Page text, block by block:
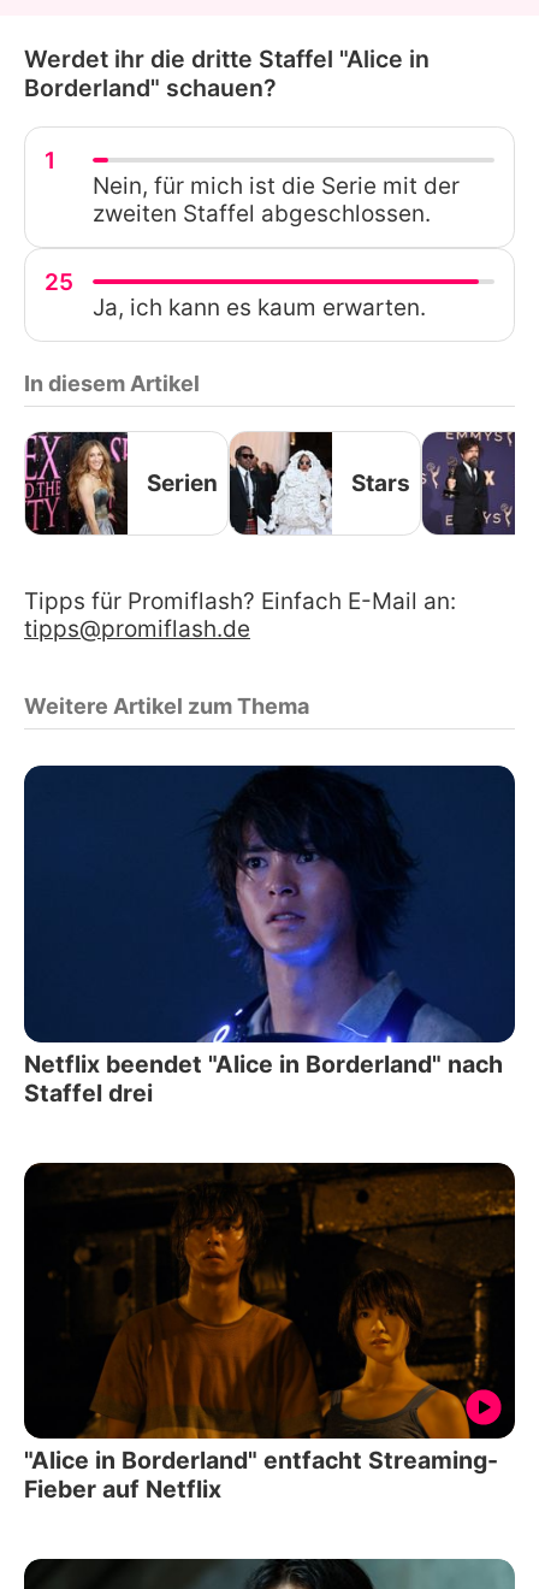
Werdet ihr die dritte Staffel "Alice in
Borderland" schauen?
1
Nein, für mich ist die Serie mit der
zweiten Staffel abgeschlossen.
25
Ja, ich kann es kaum erwarten.
In diesem Artikel
Serien Stars
Tipps für Promiflash? Einfach E-Mail an:
tipps@promiflash.de
Weitere Artikel zum Thema
Netflix beendet "Alice in Borderland" nach
Staffel drei
"Alice in Borderland" entfacht Streaming-
Fieber auf Netflix